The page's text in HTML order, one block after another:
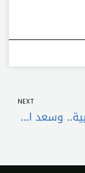
NEXT
القمة العربية.. وسعد الحريري!